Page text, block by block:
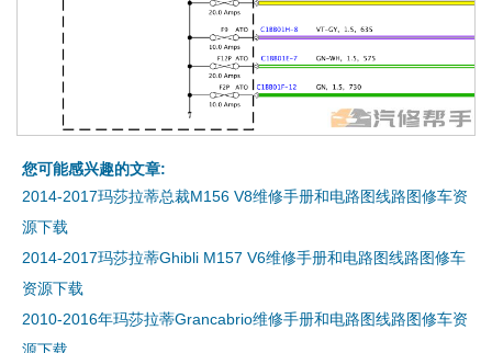
您可能感兴趣的文章:
2014-2017玛莎拉蒂总裁M156 V8维修手册和电路图线路图修车资
源下载
2014-2017玛莎拉蒂Ghibli M157 V6维修手册和电路图线路图修车
资源下载
2010-2016年玛莎拉蒂Grancabrio维修手册和电路图线路图修车资